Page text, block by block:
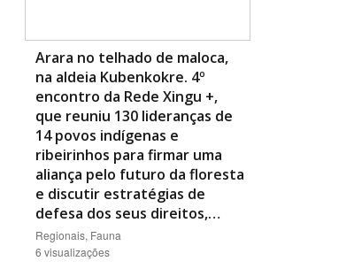
Arara no telhado de maloca,
na aldeia Kubenkokre. 4º
encontro da Rede Xingu +,
que reuniu 130 lideranças de
14 povos indígenas e
ribeirinhos para firmar uma
aliança pelo futuro da floresta
e discutir estratégias de
defesa dos seus direitos,…
Regionais, Fauna
6 visualizações